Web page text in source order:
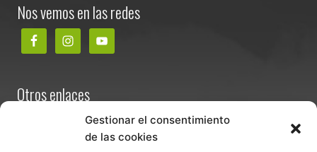
Gestionar el consentimiento
de las cookies
Nos vemos en las redes
Otros enlaces
Términos y condiciones de venta